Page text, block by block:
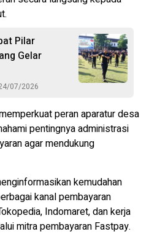
Pilar
Gelar
07/2026
peran aparatur desa
pentingnya administrasi
agar mendukung
kemudahan
kanal pembayaran
Indomaret, dan kerja
mitra pembayaran Fastpay.